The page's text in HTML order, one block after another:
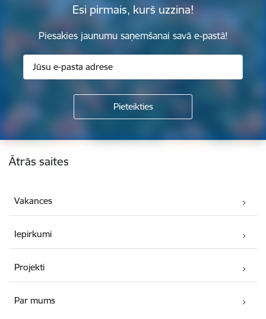
Esi pirmais, kurš uzzina!
Piesakies jaunumu saņemšanai savā e-pastā!
Kājene
Ātrās saites
Vakances
Iepirkumi
Projekti
Par mums